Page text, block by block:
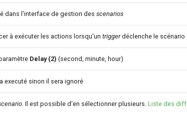
dans l'interface de gestion des scenarios
à exécuter les actions lorsqu'un triggerdéclenche le scénario
Delay (2) (second, minute, hour)
executé sinon il sera ignoré
. Il est possible d'en sélectionner plusieurs. Liste des